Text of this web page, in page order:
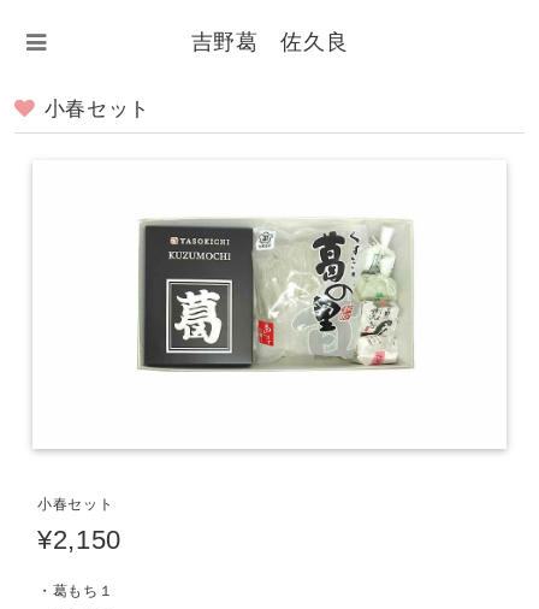
吉野葛 佐久良
小春セット
小春セット
¥2,150
・葛もち１